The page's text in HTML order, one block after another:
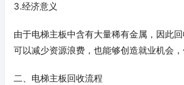
3.经济意义
由于电梯主板中含有大量稀有金属，因此
可以减少资源浪费，也能够创造就业机会，
二、电梯主板回收流程